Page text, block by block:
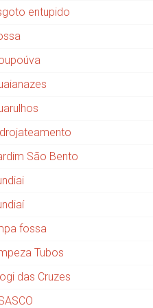
entupido
São Bento
fossa
Tubos
das Cruzes